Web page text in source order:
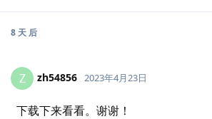
8 天 后
Z zh54856 2023年4月23日
下载下来看看。谢谢！